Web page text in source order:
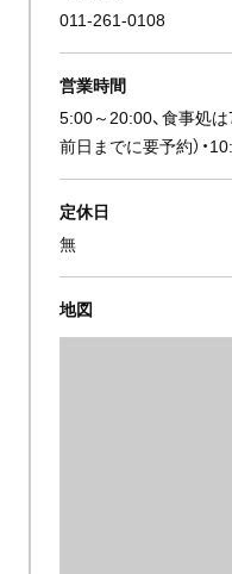
011-261-0108
営業時間
5:00～20:00、食事処
前日までに要予約）・
定休日
無
地図